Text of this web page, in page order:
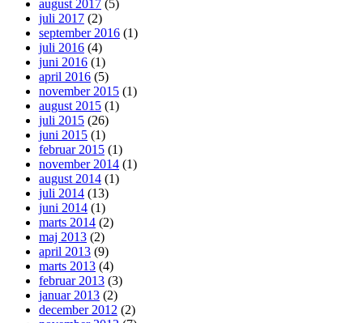
august 2017 (5)
juli 2017 (2)
september 2016 (1)
juli 2016 (4)
juni 2016 (1)
april 2016 (5)
november 2015 (1)
august 2015 (1)
juli 2015 (26)
juni 2015 (1)
februar 2015 (1)
november 2014 (1)
august 2014 (1)
juli 2014 (13)
juni 2014 (1)
marts 2014 (2)
maj 2013 (2)
april 2013 (9)
marts 2013 (4)
februar 2013 (3)
januar 2013 (2)
december 2012 (2)